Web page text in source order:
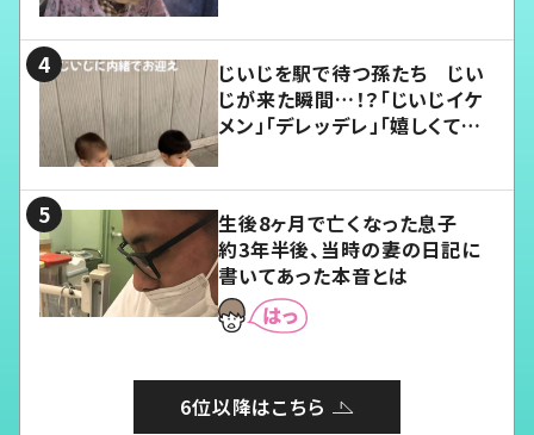
じいじを駅で待つ孫たち じい
じが来た瞬間…！？「じいじイケ
メン」「デレッデレ」「嬉しくて可
生後8ヶ月で亡くなった息子
約3年半後、当時の妻の日記に
書いてあった本音とは
6位以降はこちら